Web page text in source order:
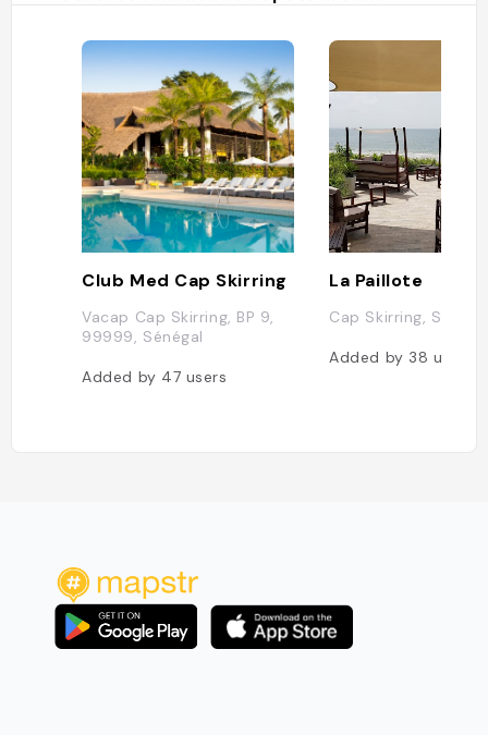
le choix sera difficile !"
Club Med Cap Skirring
Vacap Cap Skirring, BP 9,
99999, Sénégal
Added by 47 users
La Paillote
Cap Skirring,
Added by 38 users